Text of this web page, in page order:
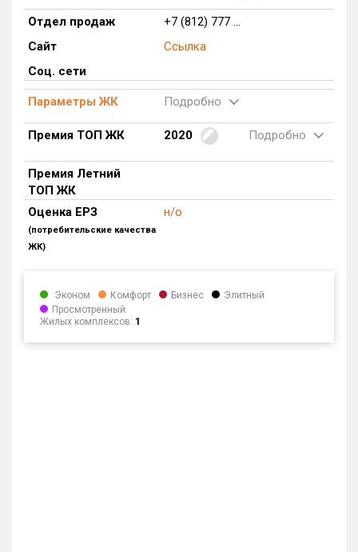
Найдено:
Жилых комплексов
Многоквартирных домов
Блокированных домов
0 из 14
Домов с апартаментами
0 из 17
Поселков таунхаусов
0 из 16
Многоквартирных домов
Блокированных домов
Квартир, апартаментов,
блоков в БД
Отдел продаж
+7 (812) 777 ...
Сайт
Ссылка
Соц. сети
Параметры ЖК Подробно
Премия ТОП ЖК 2020 Подробно
Премия Летний
ТОП ЖК
Оценка ЕРЗ
(потребительские качества
ЖК)
н/о
Эконом Комфорт Бизнес
Элитный
Просмотренный
Жилых комплексов: 1